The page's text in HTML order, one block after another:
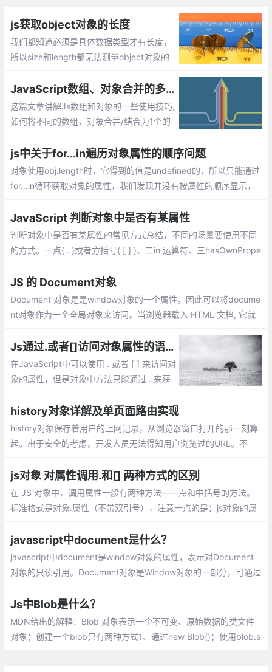
js获取object对象的长度
我们都知道必须是具体数据类型才有长度，
所以size和length都无法测量object对象的
象属性的个数呢？
JavaScript数组、对象合并的多种方法实现
这篇文章讲解Js数组和对象的一些使用技巧,
如何将不同的数组，对象合并/结合为1个的
js中关于for...in遍历对象属性的顺序问题
对象使用obj.length时，它得到的值是undefined的，所以只能通过
for...in循环获取对象的属性，我们发现并没有按属性的顺序显示，
JavaScript 判断对象中是否有某属性
判断对象中是否有某属性的常见方式总结，不同的场景要使用不同
的方式。一点( . )或者方括号( [ ] )、二in 运算符、三hasOwnPrope
需要结合使用
JS 的 Document对象
Document 对象是是window对象的一个属性，因此可以将docume
nt对象作为一个全局对象来访问。当浏览器载入 HTML 文档, 它就
Js通过.或者[]访问对象属性的语法、性能等区别
在JavaScript中可以使用 . 或者 [ ] 来访问对
象的属性，但是对象中方法只能通过 . 来获
者使用[]作为一个关联数组来存取对象的属
性。但是这两种方式有什么区别了？
history对象详解及单页面路由实现
history对象保存着用户的上网记录，从浏览器窗口打开的那一刻算
起。出于安全的考虑，开发人员无法得知用户浏览过的URL。不
况下实现后退与前进
js对象 对属性调用.和[] 两种方式的区别
在 JS 对象中，调用属性一般有两种方法——点和中括号的方法。
标准格式是对象.属性（不带双引号），注意一点的是：js对象的属
ey数字啊，表达式啊等等
javascript中document是什么？
javascript中document是window对象的属性，表示对Document
对象的只读引用。Document对象是Window对象的一部分，可通过
Js中Blob是什么？
MDN给出的解释：Blob 对象表示一个不可变、原始数据的类文件
对象；创建一个blob只有两种方式1、通过new Blob()；使用blob.s